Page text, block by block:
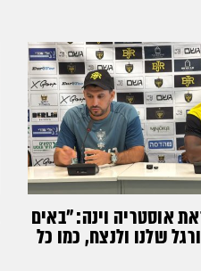
אוסטריה וינה: ״באים
שלנו ולנצח, כמו כל